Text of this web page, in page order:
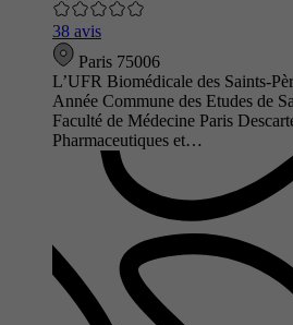
38 avis
Paris 75006
L’UFR Biomédicale des Saints-
Année Commune des Etudes de
Faculté de Médecine Paris
Pharmaceutiques et…